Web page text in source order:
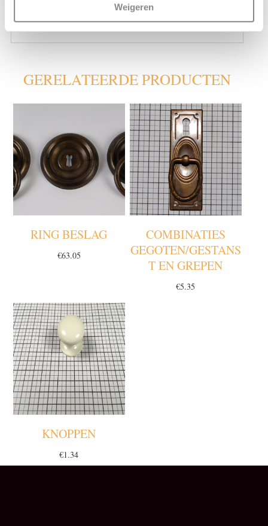
Weigeren
GERELATEERDE PRODUCTEN
RING BESLAG
€63.05
COMBINATIES
GEGOTEN/GESTANS
T EN GREPEN
€5.35
KNOPPEN
€1.34